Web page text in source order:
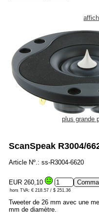
plus grande
ScanSpeak R3004/
Article Nº.: ss-R3004-6620
EUR 260,10
hors TVA: € 218.57 / $ 251.36
Tweeter de 26 mm avec une
mm de diamètre.